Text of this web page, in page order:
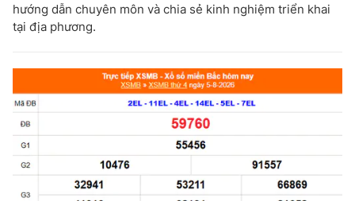
hướng dẫn chuyên môn và chia sẻ kinh nghiệm triển khai
tại địa phương.